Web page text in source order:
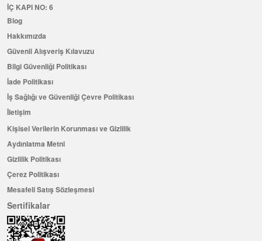
İÇ KAPI NO: 6
Blog
Hakkımızda
Güvenli Alışveriş Kılavuzu
Bilgi Güvenliği Politikası
İade Politikası
İş Sağlığı ve Güvenliği Çevre Politikası
İletişim
Kişisel Verilerin Korunması ve Gizlilik
Aydınlatma Metni
Gizlilik Politikası
Çerez Politikası
Mesafeli Satış Sözleşmesi
Sertifikalar